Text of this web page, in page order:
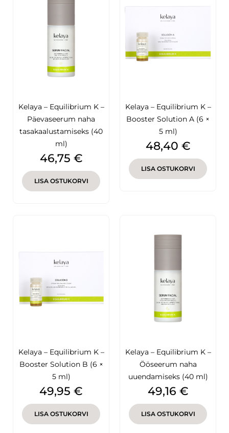
Kelaya – Equilibrium K –
Päevaseerum naha
tasakaalustamiseks (40
ml)
Hind
46,75 €
LISA OSTUKORVI
Kelaya – Equilibrium K –
Booster Solution A (6 ×
5 ml)
Hind
48,40 €
LISA OSTUKORVI
Kelaya – Equilibrium K –
Booster Solution B (6 ×
5 ml)
Hind
49,95 €
LISA OSTUKORVI
Kelaya – Equilibrium K –
Ööseerum naha
uuendamiseks (40 ml)
Hind
49,16 €
LISA OSTUKORVI